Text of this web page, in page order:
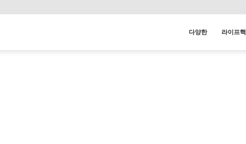
다양한 라이프핵